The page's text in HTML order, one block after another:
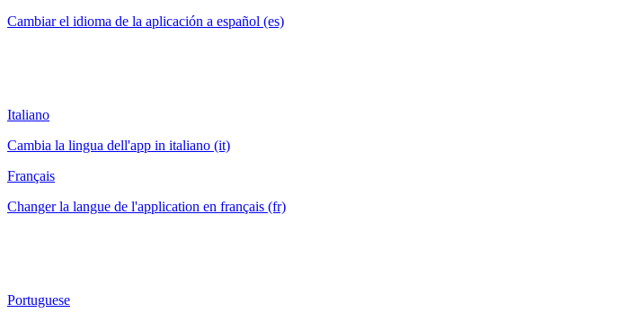
Cambiar el idioma de la aplicación a español (es)
Italiano
Cambia la lingua dell'app in italiano (it)
Français
Changer la langue de l'application en français (fr)
Portuguese